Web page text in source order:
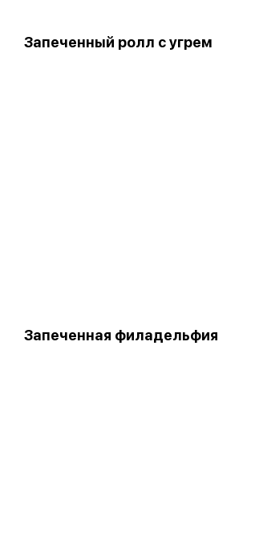
Запеченный ролл с угрем
Запеченная филадельфия